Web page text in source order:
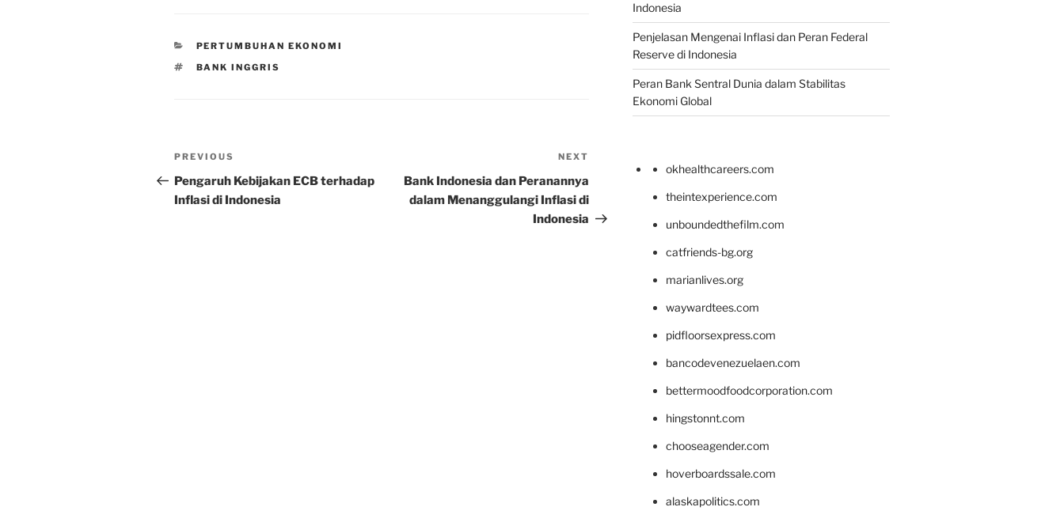
CATEGORIES
PERTUMBUHAN EKONOMI
TAGS
BANK INGGRIS
Post
navigation
Previous
Post
PREVIOUS
Pengaruh Kebijakan ECB terhadap
Inflasi di Indonesia
NEXT
Bank Indonesia dan Peranannya
dalam Menanggulangi Inflasi di
Indonesia
Indonesia
Penjelasan Mengenai Inflasi dan Peran Federal
Reserve di Indonesia
Peran Bank Sentral Dunia dalam Stabilitas
Ekonomi Global
okhealthcareers.com
theintexperience.com
unboundedthefilm.com
catfriends-bg.org
marianlives.org
waywardtees.com
pidfloorsexpress.com
bancodevenezuelaen.com
bettermoodfoodcorporation.com
hingstonnt.com
chooseagender.com
hoverboardssale.com
alaskapolitics.com